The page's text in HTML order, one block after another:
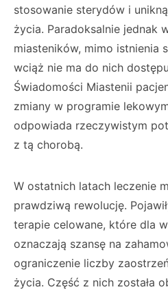
stosowanie sterydów i
życia. Paradoksalnie jednak
miasteników, mimo istnienia
wciąż nie ma do nich
Świadomości Miastenii
zmiany w programie
odpowiada rzeczywistym
z tą chorobą.
W ostatnich latach leczenie
prawdziwą rewolucję.
terapie celowane, które dla
oznaczają szansę na
ograniczenie liczby
życia. Część z nich została